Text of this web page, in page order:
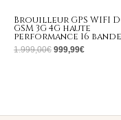
Brouilleur GPS WIFI
GSM 3G 4G haute
performance 16
1.999,00€ 999,99€